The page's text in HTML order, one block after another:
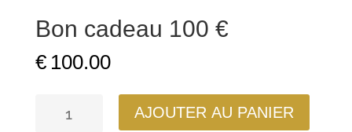
Bon cadeau 100 €
€ 100.00
AJOUTER AU PANIER